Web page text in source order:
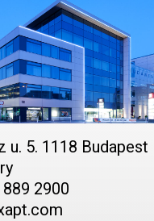
u. 5. 1118 Budapest
2900